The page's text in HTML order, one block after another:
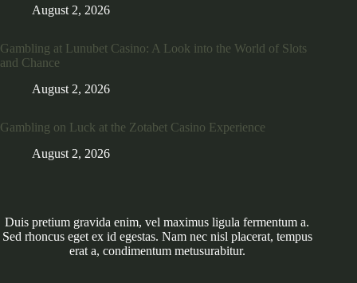
August 2, 2026
Gambling at Lunubet Casino: A Look into the World of Slots
and Chance
August 2, 2026
Gambling on Luck at the Zotabet Casino Experience
August 2, 2026
Duis pretium gravida enim, vel maximus ligula fermentum a.
Sed rhoncus eget ex id egestas. Nam nec nisl placerat, tempus
erat a, condimentum metusurabitur.